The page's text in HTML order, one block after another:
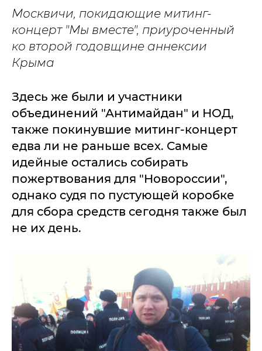
Москвичи, покидающие митинг-
концерт "Мы вместе", приуроченный
ко второй годовщине аннексии
Крыма
Здесь же были и участники
объединений "Антимайдан" и НОД,
также покинувшие митинг-концерт
едва ли не раньше всех. Самые
идейные остались собирать
пожертвования для "Новороссии",
однако судя по пустующей коробке
для сбора средств сегодня также был
не их день.